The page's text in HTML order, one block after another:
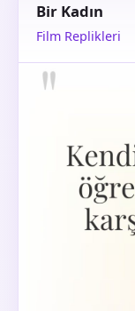
Bir Kadın
Film Replikleri